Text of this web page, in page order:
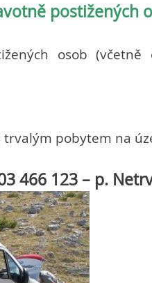
postižených
osob (včetně
trvalým pobytem na
466 123 – p.